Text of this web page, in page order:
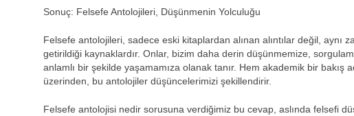
Sonuç: Felsefe Antolojileri, Düşünmenin Yolculuğu
Felsefe antolojileri, sadece eski kitaplardan alınan alıntılar değil,
getirildiği kaynaklardır. Onlar, bizim daha derin düşünmemize,
anlamlı bir şekilde yaşamamıza olanak tanır. Hem akademik bir bakış
üzerinden, bu antolojiler düşüncelerimizi şekillendirir.
Felsefe antolojisi nedir sorusuna verdiğimiz bu cevap, aslında felsefi